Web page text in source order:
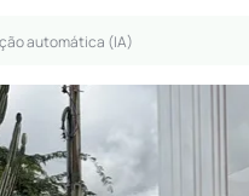
automática (IA)